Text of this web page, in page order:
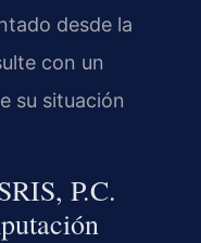
desde la
con un
su situación
P.C.